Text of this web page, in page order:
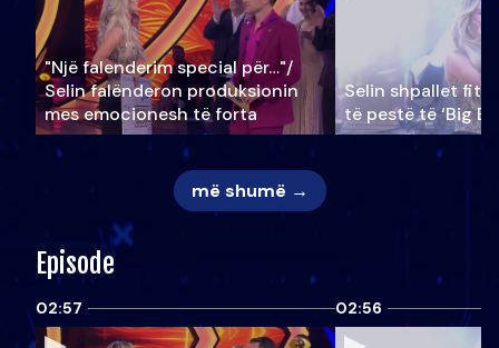
"Një falenderim special për…"/
Selin falënderon produksionin
mes emocionesh të forta
Selin shpallet
të pestë të ‘Big
më shumë →
Episode
02:57 02:56